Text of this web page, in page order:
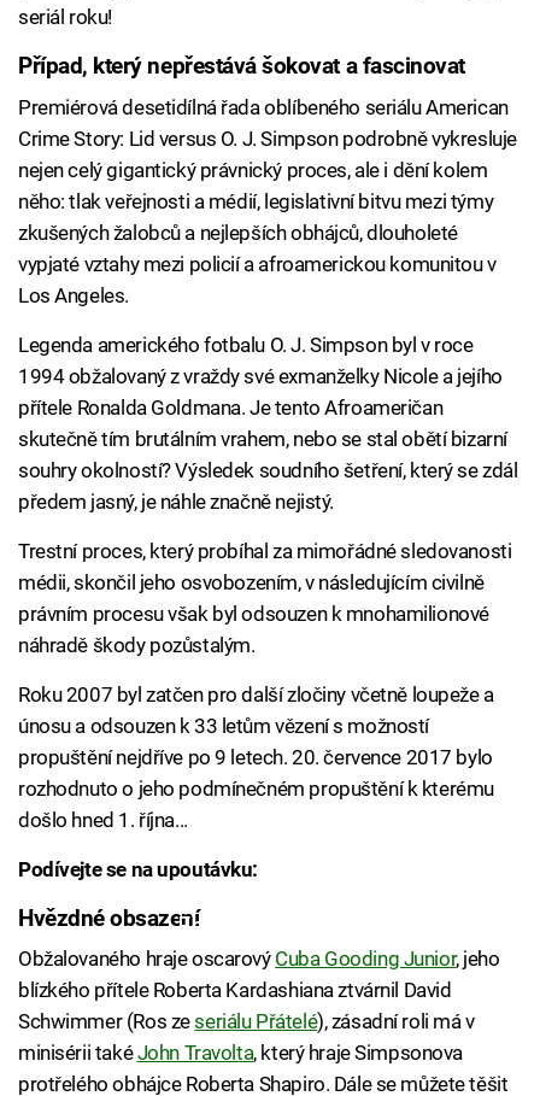
seriál roku!
Případ, který nepřestává šokovat a fascinovat
Premiérová desetidílná řada oblíbeného seriálu American
Crime Story: Lid versus O. J. Simpson podrobně vykresluje
nejen celý gigantický právnický proces, ale i dění kolem
něho: tlak veřejnosti a médií, legislativní bitvu mezi týmy
zkušených žalobců a nejlepších obhájců, dlouholeté
vypjaté vztahy mezi policií a afroamerickou komunitou v
Los Angeles.
Legenda amerického fotbalu O. J. Simpson byl v roce
1994 obžalovaný z vraždy své exmanželky Nicole a jejího
přítele Ronalda Goldmana. Je tento Afroameričan
skutečně tím brutálním vrahem, nebo se stal obětí bizarní
souhry okolností? Výsledek soudního šetření, který se zdál
předem jasný, je náhle značně nejistý.
Trestní proces, který probíhal za mimořádné sledovanosti
médii, skončil jeho osvobozením, v následujícím civilně
právním procesu však byl odsouzen k mnohamilionové
náhradě škody pozůstalým.
Roku 2007 byl zatčen pro další zločiny včetně loupeže a
únosu a odsouzen k 33 letům vězení s možností
propuštění nejdříve po 9 letech. 20. července 2017 bylo
rozhodnuto o jeho podmínečném propuštění k kterému
došlo hned 1. října...
Podívejte se na upoutávku:
Failed to fetch
Hvězdné obsazení
Obžalovaného hraje oscarový Cuba Gooding Junior, jeho
blízkého přítele Roberta Kardashiana ztvárnil David
Schwimmer (Ros zeseriálu Přátelé), zásadní roli má v
minisérii takéJohn Travolta, který hraje Simpsonova
protřelého obhájce Roberta Shapiro. Dále se můžete těšit